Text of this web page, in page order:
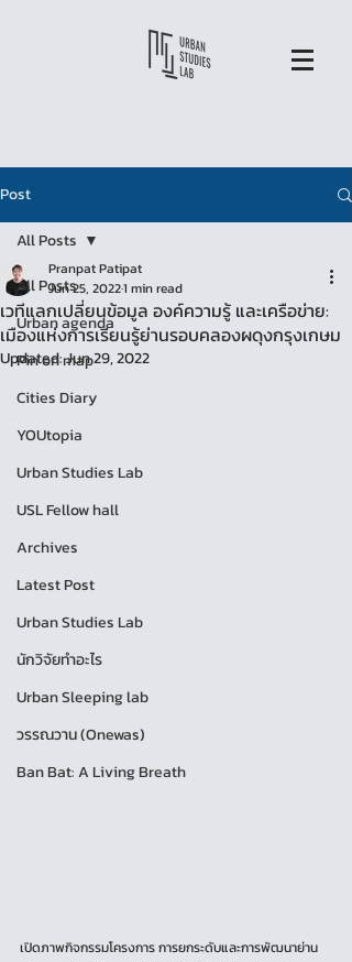
Post
All Posts
Urban agenda
Pin on map
Cities Diary
YOUtopia
Urban Studies Lab
USL Fellow hall
Archives
Latest Post
Urban Studies Lab
นักวิจัยทำอะไร
Urban Sleeping lab
วรรณวาน (Onewas)
Ban Bat: A Living Breath
All Posts
เวทีแลกเปลี่ยนข้อมูล องค์ความรู้ และเครือข่าย:
เมืองแห่งการเรียนรู้ย่านรอบคลองผดุงกรุงเกษม
Pranpat Patipat
Jun 25, 20221 min read
Updated:Jun 29, 2022
เปิดภาพกิจกรรมโครงการ การยกระดับและการพัฒนาย่าน